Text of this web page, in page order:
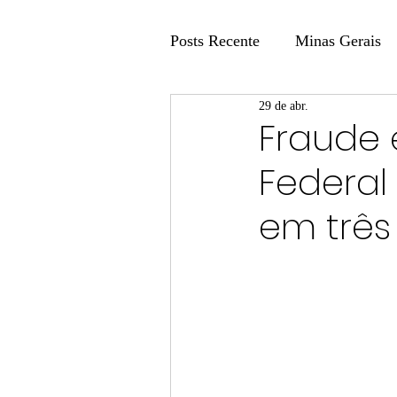
Posts Recente Minas Gerais
Coluna Fatos e Versões
Coluna: Agenda 21
Fraude
em
29 de abr.